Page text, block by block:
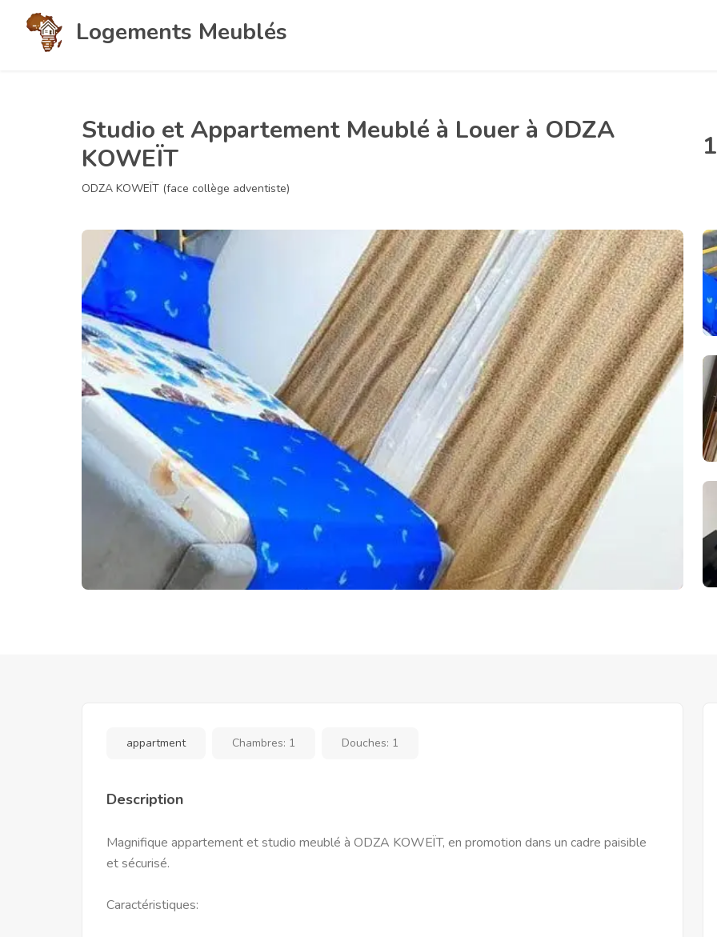
Logements Meublés
Studio et Appartement Meublé à Louer à ODZA
KOWEÏT
ODZA KOWEÏT (face collège adventiste)
appartment Chambres: 1 Douches: 1
Description
Magnifique appartement et studio meublé à ODZA KOWEÏT, en promotion dans un cadre paisible
et sécurisé.
Caractéristiques: